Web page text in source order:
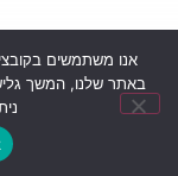
כל
באתר שלנו, המשך